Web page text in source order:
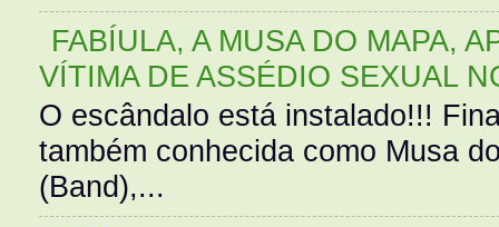
FABÍULA, A MUSA DO MAPA,
VÍTIMA DE ASSÉDIO SEXUAL
O escândalo está instalado!!!
também conhecida como Musa
(Band),...